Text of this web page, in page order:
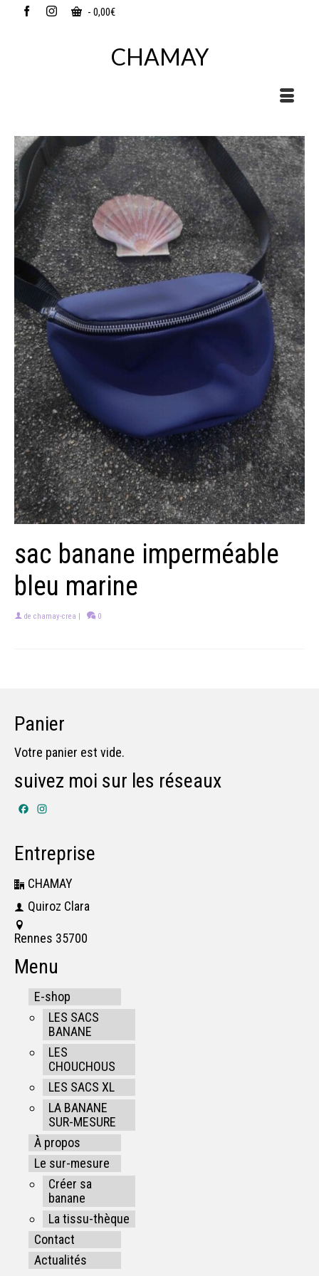
- 0,00€
CHAMAY
sac banane imperméable
bleu marine
de chamay-crea | 0
Panier
Votre panier est vide.
suivez moi sur les réseaux
Facebook
Entreprise
CHAMAY
Quiroz Clara
Rennes 35700
Menu
E-shop
LES SACS
BANANE
LES
CHOUCHOUS
LES SACS XL
LA BANANE
SUR-MESURE
À propos
Le sur-mesure
Créer sa
banane
La tissu-thèque
Contact
Actualités